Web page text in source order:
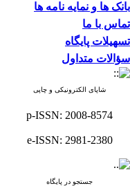
بانک ها و نمایه نامه ها
تماس با ما
تسهیلات پایگاه
سؤالات متداول
شاپای الکترونیکی و چاپی
p-ISSN: 2008-8574
e-ISSN: 2981-2380
جستجو در پایگاه